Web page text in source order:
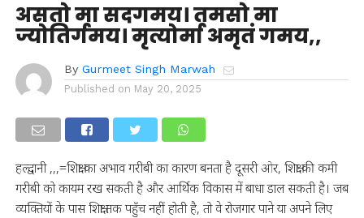
असतो मा सदगमय। तमसो मा
ज्योतिर्गमय। मृत्योर्मा अमृतं गमय,,
By Gurmeet Singh Marwah
Published on May 20, 2025
हल्द्वानी ,,,=शिक्षा का अभाव गरीबी का कारण बनता है दूसरी ओर, शिक्षा की कमी
गरीबी को कायम रख सकती है और आर्थिक विकास में बाधा डाल सकती है। जब
व्यक्तियों के पास शिक्षा तक पहुँच नहीं होती है, तो वे रोजगार पाने या अपने लिए